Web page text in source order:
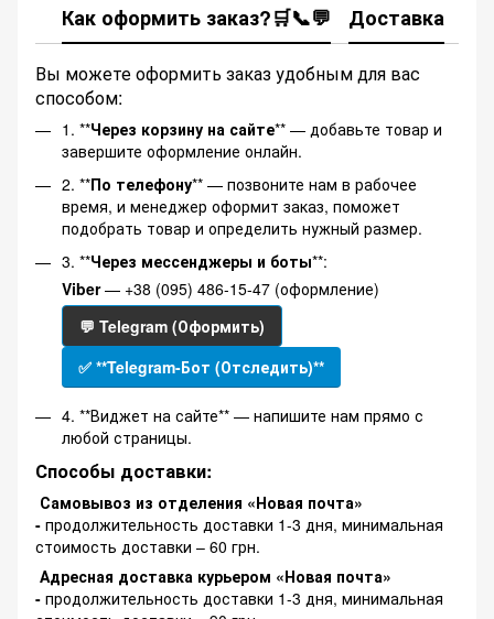
Как оформить заказ?🛒📞💬 Доставка
Вы можете оформить заказ удобным для вас
способом:
1. **Через корзину на сайте** — добавьте товар и
завершите оформление онлайн.
2. **По телефону** — позвоните нам в рабочее
время, и менеджер оформит заказ, поможет
подобрать товар и определить нужный размер.
3. **Через мессенджеры и боты**:
Viber— +38 (095) 486-15-47 (оформление)
💬 Telegram (Оформить)
✅ **Telegram-Бот (Отследить)**
4. **Виджет на сайте** — напишите нам прямо с
любой страницы.
Способы доставки:
Самовывоз из отделения «Новая почта»
- продолжительность доставки 1-3 дня, минимальная
стоимость доставки – 60 грн.
Адресная доставка курьером «Новая почта»
- продолжительность доставки 1-3 дня, минимальная